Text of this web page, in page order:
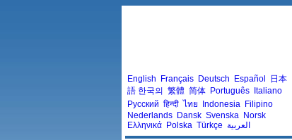
English Français Deutsch Español
日本
語 한국의 繁體 简体 Português Italiano
Русский हिन्दी ไทย Indonesia Filipino
Nederlands Dansk Svenska Norsk
Ελληνικά Polska Türkçe العربية